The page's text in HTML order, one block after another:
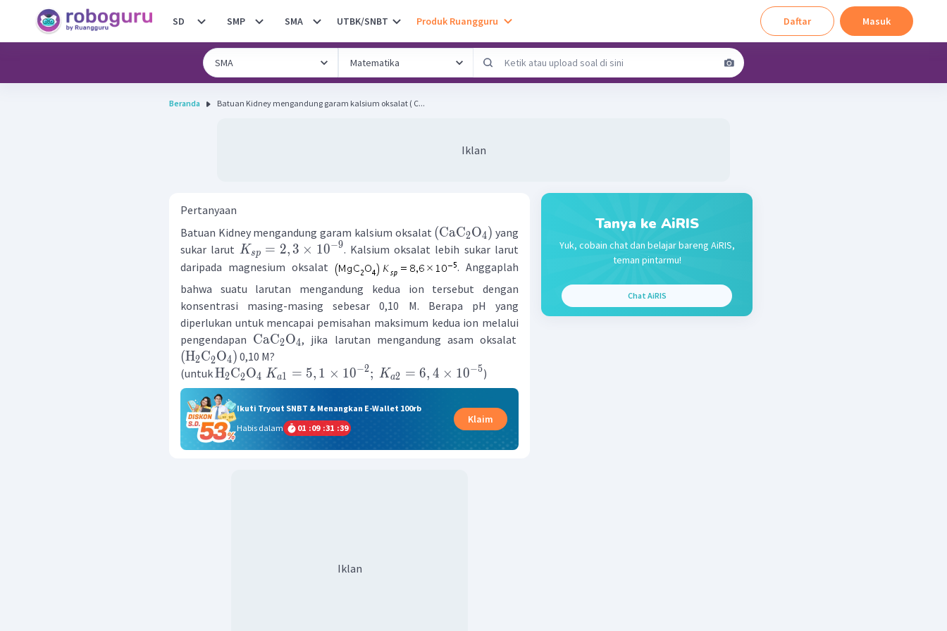
SD SMP SMA UTBK/SNBT Produk Ruangguru Daftar Masuk
Beranda Batuan Kidney mengandung garam kalsium oksalat ( C...
Iklan
Pertanyaan
Batuan Kidney mengandung garam kalsium oksalat (CaC2O4) yang
sukar larut Ksp = 2, 3 × 10−9. Kalsium oksalat lebih sukar larut
daripada magnesium oksalat
. Anggaplah
bahwa suatu larutan mengandung kedua ion tersebut dengan
konsentrasi masing-masing sebesar 0,10 M. Berapa pH yang
diperlukan untuk mencapai pemisahan maksimum kedua ion melalui
pengendapan CaC2O4, jika larutan mengandung asam oksalat
(H2C2O4) 0,10 M?
(untukH2C2O4 Ka1 = 5, 1 × 10−2; Ka2 = 6, 4 × 10−5)
Ikuti Tryout SNBT & Menangkan E-Wallet 100rb
Habis dalam
01 :09 :31 :39
Klaim
Iklan
Tanya ke AiRIS
Yuk, cobain chat dan belajar bareng AiRIS,
teman pintarmu!
Chat AiRIS